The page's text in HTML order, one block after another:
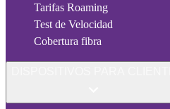
Tarifas Roaming
Test de Velocidad
Cobertura fibra